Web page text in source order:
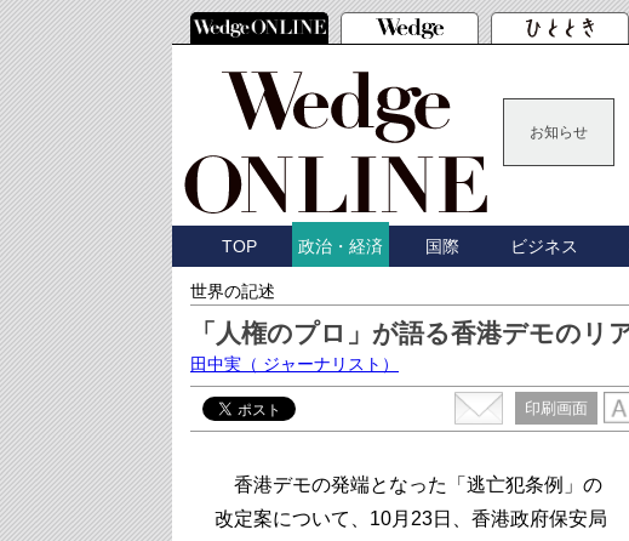
お知らせ
TOP 政治・経済 国際 ビジネス
世界の記述
「人権のプロ」が語る香港デモのリ
田中実 （ ジャーナリスト）
印刷画面
香港デモの発端となった「逃亡犯条例」の
改定案について、10月23日、香港政府保安局